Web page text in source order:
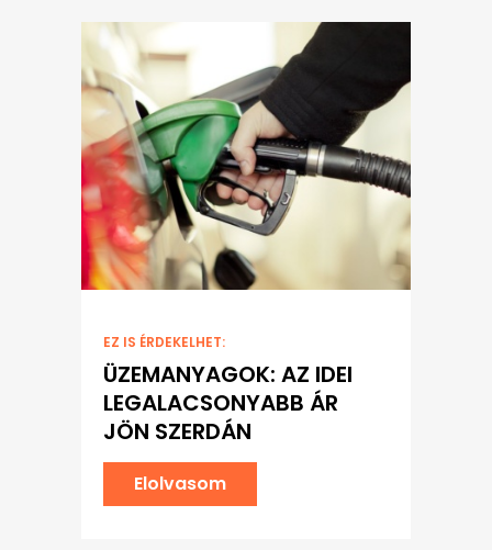
EZ IS ÉRDEKELHET:
ÜZEMANYAGOK: AZ IDEI
LEGALACSONYABB ÁR
JÖN SZERDÁN
Elolvasom